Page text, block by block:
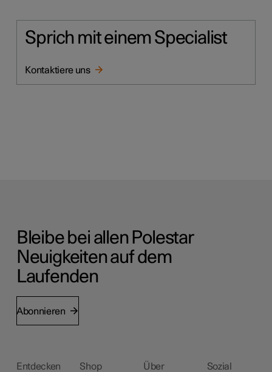
Sprich mit einem Specialist
Kontaktiere uns
Bleibe bei allen Polestar
Neuigkeiten auf dem
Laufenden
Abonnieren
Entdecken
Shop Über Sozial